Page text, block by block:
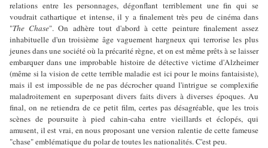
relations entre les personnages, dégonflant terriblement une fin qui se
voudrait cathartique et intense, il y a finalement très peu de cinéma dans
"The Chase". On adhère tout d'abord à cette peinture finalement assez
inhabituelle d'un troisième âge vaguement hargneux qui terrorise les plus
jeunes dans une société où la précarité règne, et on est même prêts à se laisser
embarquer dans une improbable histoire de détective victime d'Alzheimer
(même si la vision de cette terrible maladie est ici pour le moins fantaisiste),
mais il est impossible de ne pas décrocher quand l'intrigue se complexifie
maladroitement en superposant divers faits divers à diverses époques. Au
final, on ne retiendra de ce petit film, certes pas désagréable, que les trois
scènes de poursuite à pied cahin-caha entre vieillards et éclopés, qui
amusent, il est vrai, en nous proposant une version ralentie de cette fameuse
"chase" emblématique du polar de toutes les nationalités. C'est peu.